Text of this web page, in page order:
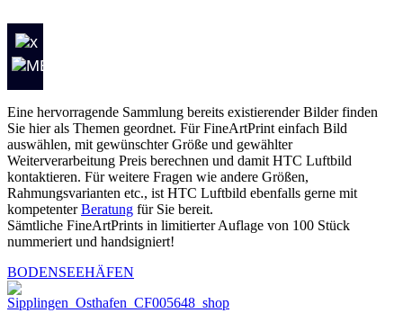
Eine hervorragende Sammlung bereits existierender Bilder finden
Sie hier als Themen geordnet. Für FineArtPrint einfach Bild
auswählen, mit gewünschter Größe und gewählter
Weiterverarbeitung Preis berechnen und damit HTC Luftbild
kontaktieren. Für weitere Fragen wie andere Größen,
Rahmungsvarianten etc., ist HTC Luftbild ebenfalls gerne mit
kompetenterBeratung für Sie bereit.
Sämtliche FineArtPrints in limitierter Auflage von 100 Stück
nummeriert und handsigniert!
BODENSEEHÄFEN